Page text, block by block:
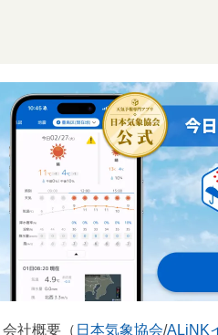
会社概要（ 日本気象協会/ALiNK